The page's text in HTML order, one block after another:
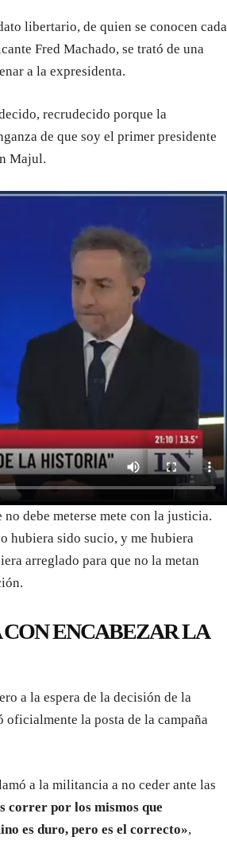
libertario, de quien se conocen cada
Fred Machado, se trató de una
a la expresidenta.
recrudecido porque la
de que soy el primer presidente
Majul.
debe meterse mete con la justicia.
hubiera sido sucio, y me hubiera
arreglado para que no la metan
ENCABEZAR LA
a la espera de la decisión de la
oficialmente la posta de la campaña
a la militancia a no ceder ante las
correr por los mismos que
es duro, pero es el correcto»,